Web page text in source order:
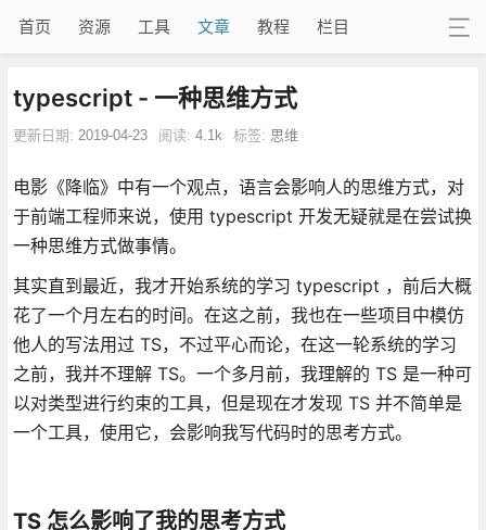
首页 资源 工具 文章 教程 栏目
typescript - 一种思维方式
更新日期: 2019-04-23 阅读: 4.1k 标签: 思维
电影《降临》中有一个观点，语言会影响人的思维方式，对
于前端工程师来说，使用 typescript 开发无疑就是在尝试换
一种思维方式做事情。
其实直到最近，我才开始系统的学习 typescript ，前后大概
花了一个月左右的时间。在这之前，我也在一些项目中模仿
他人的写法用过 TS，不过平心而论，在这一轮系统的学习
之前，我并不理解 TS。一个多月前，我理解的 TS 是一种可
以对类型进行约束的工具，但是现在才发现 TS 并不简单是
一个工具，使用它，会影响我写代码时的思考方式。
TS 怎么影响了我的思考方式